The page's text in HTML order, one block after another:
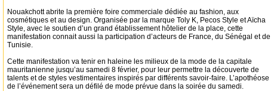
Nouakchott abrite la première foire commerciale dédiée au fashion, aux
cosmétiques et au design. Organisée par la marque Toly K, Pecos Style et Aïcha
Style, avec le soutien d’un grand établissement hôtelier de la place, cette
manifestation connait aussi la participation d’acteurs de France, du Sénégal et de
Tunisie.
Cette manifestation va tenir en haleine les milieux de la mode de la capitale
mauritanienne jusqu’au samedi 8 février, pour leur permettre la découverte de
talents et de styles vestimentaires inspirés par différents savoir-faire. L’apothéose
de l’événement sera un défilé de mode prévue dans la soirée du samedi.